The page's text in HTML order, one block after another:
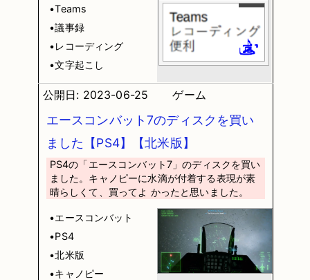
•Teams
•議事録
•レコーディング
•文字起こし
公開日: 2023-06-25 ゲーム
エースコンバット7のディスクを買い
ました【PS4】【北米版】
PS4の「エースコンバット7」のディスクを買い
ました。キャノピーに水滴が付着する表現が素
晴らしくて、買ってよ かったと思いました。
•エースコンバット
•PS4
•北米版
•キャノピー